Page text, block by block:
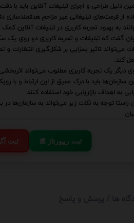
دلیل طراحی و اجرای تبلیغات آنلاین باید با
از فرمت‌های تبلیغاتی غیر مزاحم هدفمندسازی
به بهبود تجربه کاربری در تبلیغات آنلاین کمک
گفت که تبلیغات و تجربه کاربری دو روی یک
می‌تواند تاثیر بسزایی بر شکل‌گیری انتظارات و
کند.
دیگر یک تجربه کاربری مطلوب می‌تواند
سازمان‌ها باید با درک عمیق از این ارتباط و با
به اهداف بازاریابی خود استفاده کنند.
راستا توجه به نکات زیر می‌تواند به سازمان‌ها
💬 📰 ثبت ریپورتاژ
ها / پرسش و پاسخ